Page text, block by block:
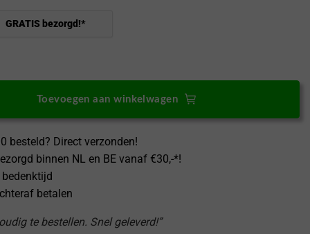
GRATIS bezorgd!*
Air lader 100W USB-A, 3x USB-C aantal
Toevoegen aan winkelwagen
besteld? Direct verzonden!
binnen NL en BE vanaf €30,-*!
betalen
te bestellen. Snel geleverd!”